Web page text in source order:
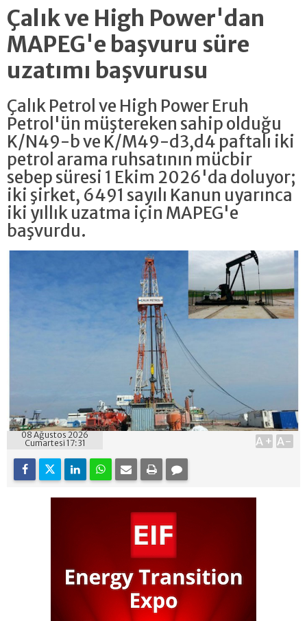
Çalık ve High Power'dan
MAPEG'e başvuru süre
uzatımı başvurusu
Çalık Petrol ve High Power Eruh
Petrol'ün müştereken sahip olduğu
K/N49-b ve K/M49-d3,d4 paftalı iki
petrol arama ruhsatının mücbir
sebep süresi 1 Ekim 2026'da doluyor;
iki şirket, 6491 sayılı Kanun uyarınca
iki yıllık uzatma için MAPEG'e
başvurdu.
08 Ağustos 2026
Cumartesi 17:31
A+ A-